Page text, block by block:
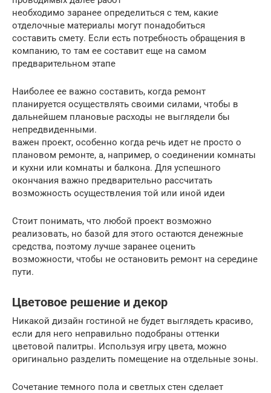
необходимо заранее определиться с тем, какие
отделочные материалы могут понадобиться
составить смету. Если есть потребность обращения в
компанию, то там ее составит еще на самом
предварительном этапе
Наиболее ее важно составить, когда ремонт
планируется осуществлять своими силами, чтобы в
дальнейшем плановые расходы не выглядели бы
непредвиденными.
важен проект, особенно когда речь идет не просто о
плановом ремонте, а, например, о соединении комнаты
и кухни или комнаты и балкона. Для успешного
окончания важно предварительно рассчитать
возможность осуществления той или иной идеи
Стоит понимать, что любой проект возможно
реализовать, но базой для этого остаются денежные
средства, поэтому лучше заранее оценить
возможности, чтобы не остановить ремонт на середине
пути.
Цветовое решение и декор
Никакой дизайн гостиной не будет выглядеть красиво,
если для него неправильно подобраны оттенки
цветовой палитры. Используя игру цвета, можно
оригинально разделить помещение на отдельные зоны.
Сочетание темного пола и светлых стен сделает